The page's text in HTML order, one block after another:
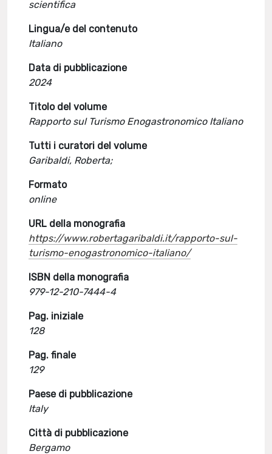
scientifica
Lingua/e del contenuto
Italiano
Data di pubblicazione
2024
Titolo del volume
Rapporto sul Turismo Enogastronomico Italiano
Tutti i curatori del volume
Garibaldi, Roberta;
Formato
online
URL della monografia
https://www.robertagaribaldi.it/rapporto-sul-
turismo-enogastronomico-italiano/
ISBN della monografia
979-12-210-7444-4
Pag. iniziale
128
Pag. finale
129
Paese di pubblicazione
Italy
Città di pubblicazione
Bergamo